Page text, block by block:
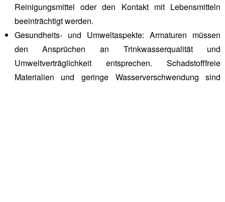
Reinigungsmittel oder den Kontakt mit Lebensmitteln
beeinträchtigt werden.
Gesundheits- und Umweltaspekte: Armaturen müssen
den Ansprüchen an Trinkwasserqualität und
Umweltverträglichkeit entsprechen. Schadstofffreie
Materialien und geringe Wasserverschwendung sind